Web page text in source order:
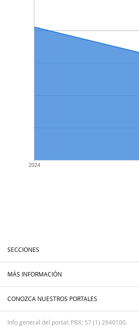
2024
SECCIONES
MÁS INFORMACIÓN
CONOZCA NUESTROS PORTALES
Info general del portal: PBX: 57 (1) 2940100.